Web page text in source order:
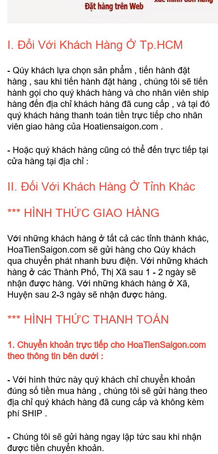
I. Đổi Với Khách Hàng Ở Tp.HCM
- Qúy khách lựa chọn sản phẩm , tiến hành đặt
hàng , sau khi tiến hành đặt hàng , chúng tôi sẽ tiến
hành gọi cho quý khách hàng và cho nhân viên ship
hàng đến địa chỉ khách hàng đã cung cấp , và tại đó
quý khách hàng thanh toán tiền trực tiếp cho nhân
viên giao hàng của Hoatiensaigon.com .
- Hoặc quý khách hàng cũng có thể đến trực tiếp tại
cửa hàng tại địa chỉ :
II. Đối Với Khách Hàng Ở Tỉnh Khác
*** HÌNH THỨC GIAO HÀNG
Với những khách hàng ở tất cả các tỉnh thành khác,
HoaTienSaigon.com sẽ gửi hàng cho Qúy khách
qua chuyển phát nhanh bưu điện. Với những khách
hàng ở các Thành Phố, Thị Xã sau 1 - 2 ngày sẽ
nhận được hàng. Với những khách hàng ở Xã,
Huyện sau 2-3 ngày sẽ nhận được hàng.
*** HÌNH THỨC THANH TOÁN
1. Chuyển khoản trực tiếp cho HoaTienSaigon.com
theo thông tin bên dưới :
- Với hình thức này quý khách chỉ chuyển khoản
đúng số tiền mua hàng , chúng tôi sẽ gửi hàng theo
địa chỉ quý khách hàng đã cung cấp và không kèm
phí SHIP .
- Chúng tôi sẽ gửi hàng ngay lập tức sau khi nhận
được tiền chuyển khoản.